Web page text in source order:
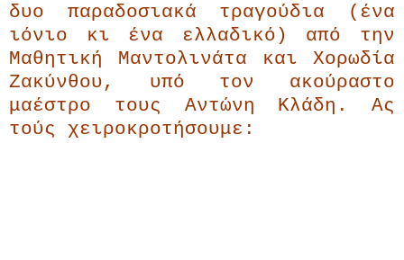
δυο παραδοσιακά τραγούδια (ένα
ιόνιο κι ένα ελλαδικό) από την
Μαθητική Μαντολινάτα και Χορωδία
Ζακύνθου, υπό τον ακούραστο
μαέστρο τους Αντώνη Κλάδη. Ας
τούς χειροκροτήσουμε: